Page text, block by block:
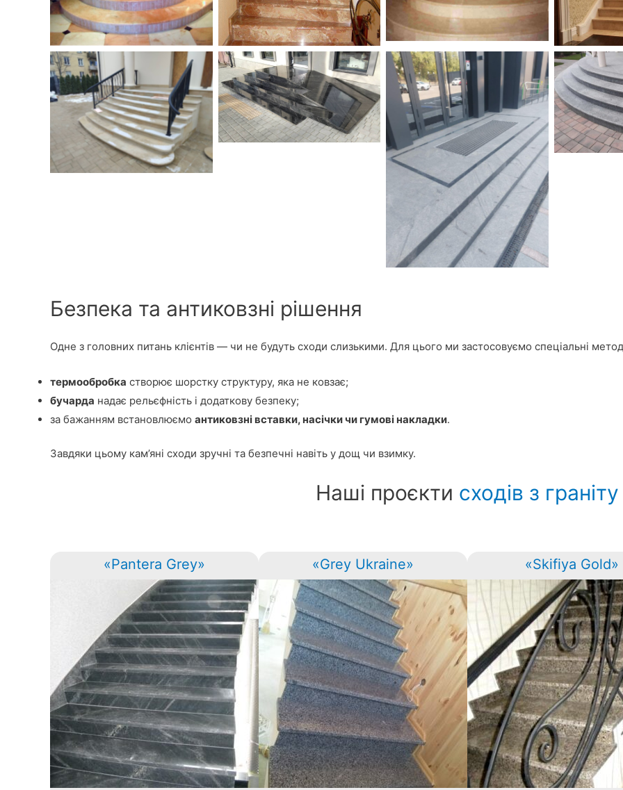
Brown
Сходи з натрульного каменю
– пісковика
Поліровані сходи з темно-
сірого Рахни-Полівського
граніту
Термооброблені сходи з
Рахни-Полівського граніту
Безпека та антиковзні рішення
Одне з головних питань клієнтів — чи не будуть сходи слизькими. Для цього ми застосовуємо спеціальні
термообробка створює шорстку структуру, яка не ковзає;
бучарда надає рельєфність і додаткову безпеку;
за бажанням встановлюємо антиковзні вставки, насічки чи гумові накладки.
Завдяки цьому кам’яні сходи зручні та безпечні навіть у дощ чи взимку.
Наші проєкти сходів з граніту
«Pantera Grey» «Grey Ukraine» «Skifiya Gold»